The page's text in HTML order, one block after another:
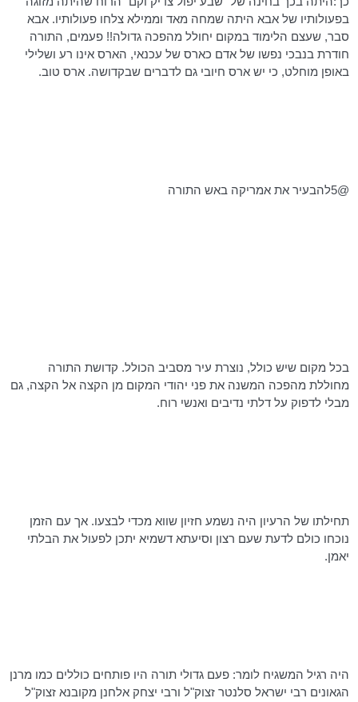
בפעולותיו של אבא היתה שמחה מאד וממילא צלחו פעולותיו. אבא
סבר, שעצם הלימוד במקום יחולל מהפכה גדולה!! פעמים, התורה
חודרת בנבכי נפשו של אדם כארס של עכנאי, הארס אינו רע ושלילי
באופן מוחלט, כי יש ארס חיובי גם לדברים שבקדושה. ארס טוב.
@5להבעיר את אמריקה באש התורה
בכל מקום שיש כולל, נוצרת עיר מסביב הכולל. קדושת התורה
מחוללת מהפכה המשנה את פני יהודי המקום מן הקצה אל הקצה, גם
מבלי לדפוק על דלתי נדיבים ואנשי רוח.
תחילתו של הרעיון היה נשמע חזיון שווא מכדי לבצעו. אך עם הזמן
נוכחו כולם לדעת שעם רצון וסיעתא דשמיא יתכן לפעול את הבלתי
יאמן.
היה רגיל המשגיח לומר: פעם גדולי תורה היו פותחים כוללים כמו מרנן
הגאונים רבי ישראל סלנטר זצוק"ל ורבי יצחק אלחנן מקובנא זצוק"ל